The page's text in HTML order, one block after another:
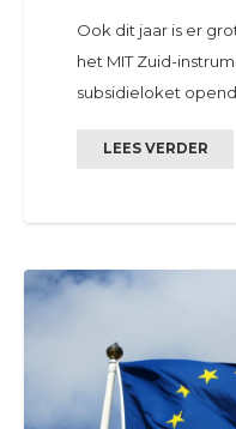
Ook dit jaar is er
het MIT Zuid-
subsidieloket
LEES VERDER